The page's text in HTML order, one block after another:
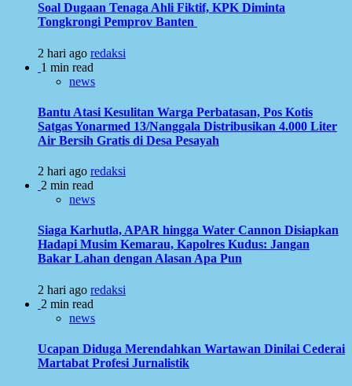
Soal Dugaan Tenaga Ahli Fiktif, KPK Diminta
Tongkrongi Pemprov Banten
2 hari ago redaksi
1 min read
news
Bantu Atasi Kesulitan Warga Perbatasan, Pos Kotis
Satgas Yonarmed 13/Nanggala Distribusikan 4.000 Liter
Air Bersih Gratis di Desa Pesayah
2 hari ago redaksi
2 min read
news
Siaga Karhutla, APAR hingga Water Cannon Disiapkan
Hadapi Musim Kemarau, Kapolres Kudus: Jangan
Bakar Lahan dengan Alasan Apa Pun
2 hari ago redaksi
2 min read
news
Ucapan Diduga Merendahkan Wartawan Dinilai Cederai
Martabat Profesi Jurnalistik